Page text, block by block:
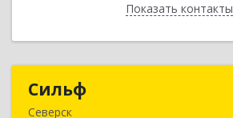
Показать контакты
Назад
Сильф
Северск